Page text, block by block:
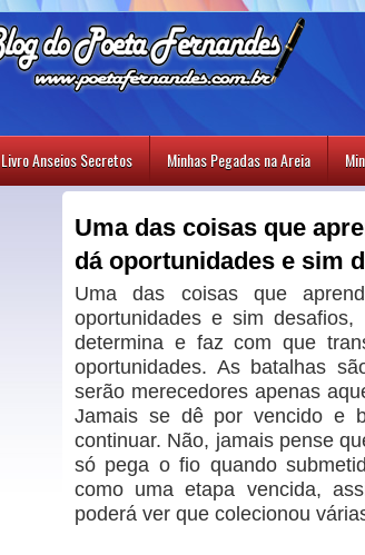
Livro Anseios Secretos Minhas Pegadas na Areia
Uma das coisas que
dá oportunidades e sim
Uma das coisas que
oportunidades e sim
determina e faz com que
oportunidades. As batalhas
serão merecedores apenas
Jamais se dê por vencido e
continuar. Não, jamais pense
só pega o fio quando
como uma etapa vencida,
poderá ver que colecionou